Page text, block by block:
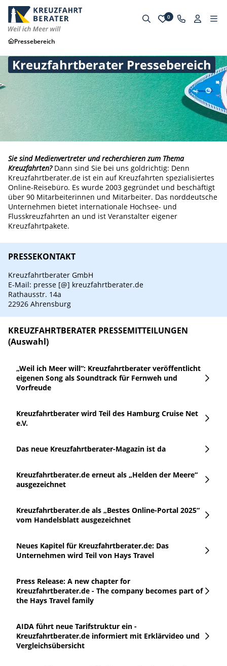
0
Pressebereich
Kreuzfahrtberater Pressebereich
Sie sind Medienvertreter und recherchieren zum Thema
Kreuzfahrten?Dann sind Sie bei uns goldrichtig: Denn
Kreuzfahrtberater.de ist ein auf Kreuzfahrten spezialisiertes
Online-Reisebüro. Es wurde 2003 gegründet und beschäftigt
über 90 Mitarbeiterinnen und Mitarbeiter. Das norddeutsche
Unternehmen bietet internationale Hochsee- und
Flusskreuzfahrten an und ist Veranstalter eigener
Kreuzfahrtpakete.
PRESSEKONTAKT
Kreuzfahrtberater GmbH
E-Mail: presse [@] kreuzfahrtberater.de
Rathausstr. 14a
22926 Ahrensburg
KREUZFAHRTBERATER PRESSEMITTEILUNGEN
(Auswahl)
„Weil ich Meer will“: Kreuzfahrtberater veröffentlicht
eigenen Song als Soundtrack für Fernweh und
Vorfreude
Kreuzfahrtberater wird Teil des Hamburg Cruise Net
e.V.
Das neue Kreuzfahrtberater-Magazin ist da
Kreuzfahrtberater.de erneut als „Helden der Meere“
ausgezeichnet
Kreuzfahrtberater.de als „Bestes Online-Portal 2025“
vom Handelsblatt ausgezeichnet
Neues Kapitel für Kreuzfahrtberater.de: Das
Unternehmen wird Teil von Hays Travel
Press Release: A new chapter for
Kreuzfahrtberater.de - The company becomes part of
the Hays Travel family
AIDA führt neue Tarifstruktur ein -
Kreuzfahrtberater.de informiert mit Erklärvideo und
Vergleichsübersicht